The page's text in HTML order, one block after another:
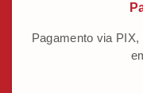
Pagamento via